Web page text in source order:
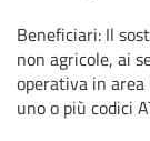
Beneficiari: Il
non agricole, ai
operativa in
uno o più codici